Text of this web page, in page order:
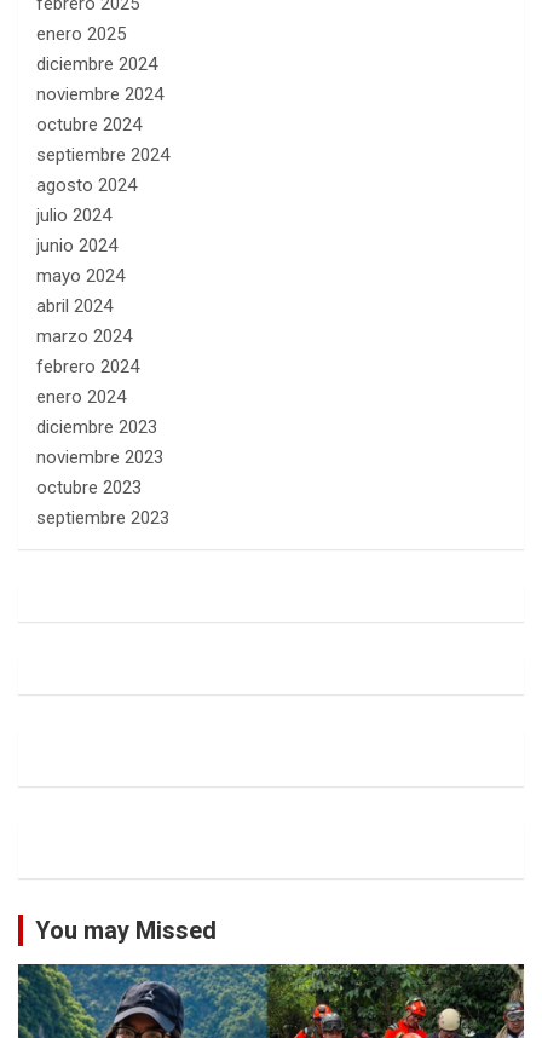
enero 2025
diciembre 2024
noviembre 2024
octubre 2024
septiembre 2024
agosto 2024
julio 2024
junio 2024
mayo 2024
abril 2024
marzo 2024
febrero 2024
enero 2024
diciembre 2023
noviembre 2023
octubre 2023
septiembre 2023
You may Missed